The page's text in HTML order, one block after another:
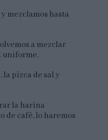
mezclamos hasta
a mezclar
uniforme.
pizca de sal y
la harina
de café, lo haremos